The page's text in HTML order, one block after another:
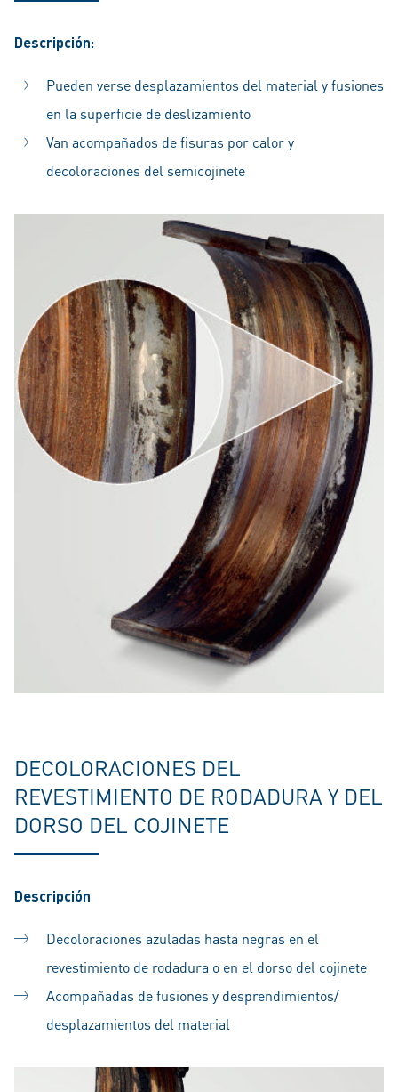
Descripción:
Pueden verse desplazamientos del material y fusiones
en la superficie de deslizamiento
Van acompañados de fisuras por calor y
decoloraciones del semicojinete
DECOLORACIONES DEL
REVESTIMIENTO DE RODADURA Y DEL
DORSO DEL COJINETE
Descripción
Decoloraciones azuladas hasta negras en el
revestimiento de rodadura o en el dorso del cojinete
Acompañadas de fusiones y desprendimientos/
desplazamientos del material